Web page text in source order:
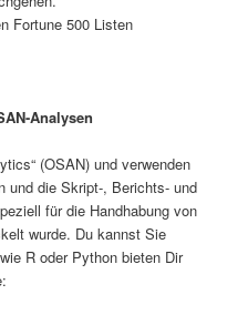
Fortune 500 Listen
Analysen
(OSAN) und verwenden
und die Skript-, Berichts- und
für die Handhabung von
wurde. Du kannst Sie
R oder Python bieten Dir